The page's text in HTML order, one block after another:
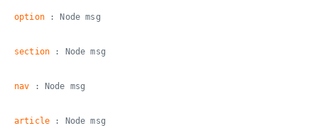
option: Node msg
section : Node msg
nav : Node msg
article : Node msg